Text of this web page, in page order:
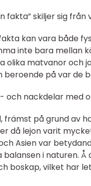
fakta” skiljer sig
kan vara både
inte bara mellan
olika matvanor och
beroende på var de
och nackdelar med
främst på grund av
då lejon varit
Asien var
i naturen. Å
boskap, vilket har